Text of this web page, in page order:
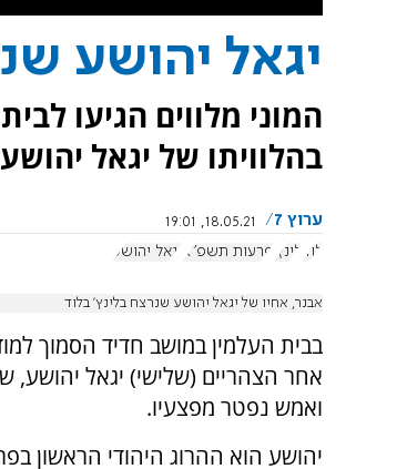
יגאל יהושע
המוני מלווים הגיעו
בהלוויתו של יגאל
ערוץ 7
18.05.21, 19:01
לוד לינץ' פרעות תשפ"א יגאל יהושע
אבנר, אחיו של יגאל יהושע שנרצח בלינץ' בלוד
בבית העלמין במושב חדיד הסמוך
אחר הצהריים (שלישי) יגאל יהושע,
ואמש נפטר מפצעיו.
יהושע הוא ההרוג היהודי הראשון